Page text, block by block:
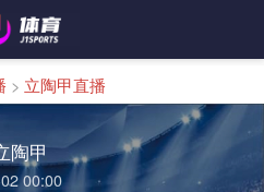
> 立陶甲直播
陶甲
00:00